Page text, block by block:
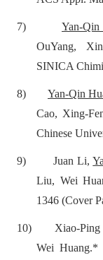
7) Yan-Qin
OuYang,
SINICA
8) Yan-Qin
Cao, Xing-
Chinese
9) Juan Li,
Liu, Wei
1346 (Cover
10) Xiao-
Wei Huang.*